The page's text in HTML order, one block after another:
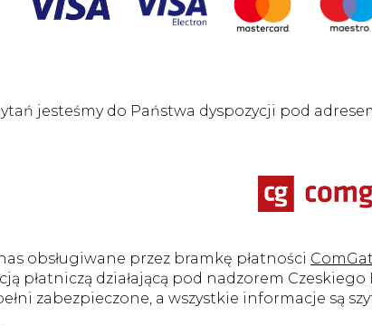
jesteśmy do Państwa dyspozycji pod
obsługiwane przez bramkę płatności
płatniczą działającą pod nadzorem
zabezpieczone, a wszystkie informacje są